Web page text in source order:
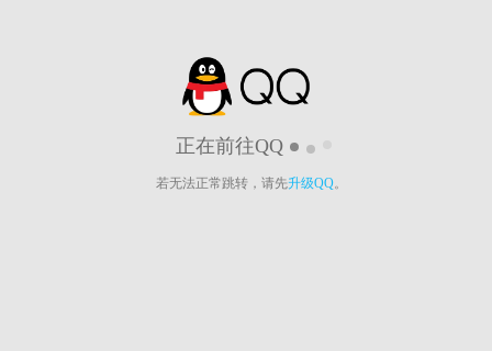
正在前往QQ
若无法正常跳转，请先升级QQ。